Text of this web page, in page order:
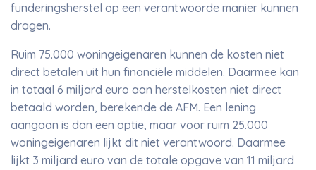
funderingsherstel op een verantwoorde manier kunnen
dragen.
Ruim 75.000 woningeigenaren kunnen de kosten niet
direct betalen uit hun financiële middelen. Daarmee kan
in totaal 6 miljard euro aan herstelkosten niet direct
betaald worden, berekende de AFM. Een lening
aangaan is dan een optie, maar voor ruim 25.000
woningeigenaren lijkt dit niet verantwoord. Daarmee
lijkt 3 miljard euro van de totale opgave van 11 miljard